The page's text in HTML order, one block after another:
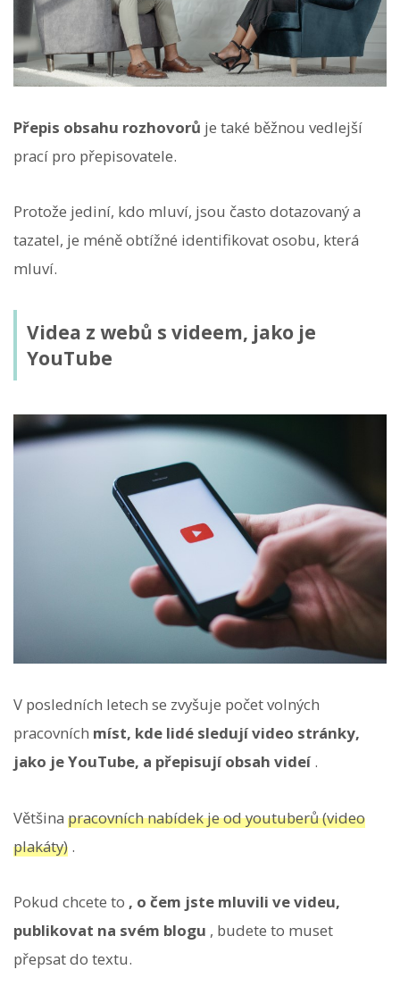
Přepis obsahu rozhovorů je také běžnou vedlejší
prací pro přepisovatele.
Protože jediní, kdo mluví, jsou často dotazovaný a
tazatel, je méně obtížné identifikovat osobu, která
mluví.
Videa z webů s videem, jako je
YouTube
V posledních letech se zvyšuje počet volných
pracovních míst, kde lidé sledují video stránky,
jako je YouTube, a přepisují obsah videí.
Většina pracovních nabídek je od youtuberů (video
plakáty) .
Pokud chcete to , o čem jste mluvili ve videu,
publikovat na svém blogu , budete to muset
přepsat do textu.